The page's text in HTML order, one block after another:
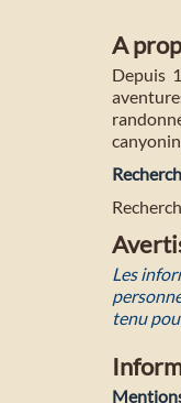
A
Depuis
Les
tenu